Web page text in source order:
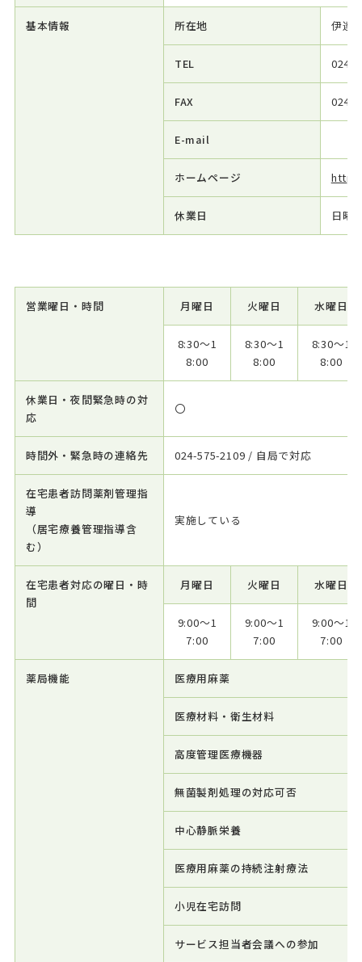
基本情報 所在地 伊達
TEL 024-
FAX 024-
E-mail
ホームページ
休業日 日曜
営業曜日・時間 月曜日 火曜日 水曜日
8:30～1
8:00
8:30～1
8:00
8:30～1
8:00
休業日・夜間緊急時の対
応
〇
時間外・緊急時の連絡先 024-575-2109 / 自局で対応
在宅患者訪問薬剤管理指
導
（居宅療養管理指導含
む）
実施している
在宅患者対応の曜日・時
間
月曜日 火曜日 水曜日
9:00～1
7:00
9:00～1
7:00
9:00～1
7:00
薬局機能 医療用麻薬
医療材料・衛生材料
高度管理医療機器
無菌製剤処理の対応可否
中心静脈栄養
医療用麻薬の持続注射療法
小児在宅訪問
サービス担当者会議への参加